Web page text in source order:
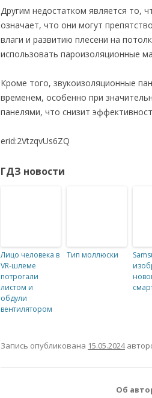
Другим недостатком является то,
означает, что они могут
влаги и развитию плесени на
использовать пароизоляционные
Кроме того, звукоизоляционные
временем, особенно при
панелями, что снизит
erid:2VtzqvUs6ZQ
ГДЗ новости
Лицо человека в
VR-шлеме
потрогали
листом и
обдули
вентилятором
Тип моллюски
Запись опубликована 15.05.2024
Об